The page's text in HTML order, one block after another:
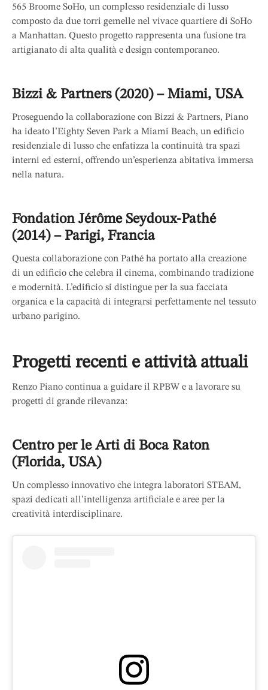
565 Broome SoHo, un complesso residenziale di lusso
composto da due torri gemelle nel vivace quartiere di SoHo
a Manhattan. Questo progetto rappresenta una fusione tra
artigianato di alta qualità e design contemporaneo.
Bizzi & Partners (2020) – Miami, USA
Proseguendo la collaborazione con Bizzi & Partners, Piano
ha ideato l’Eighty Seven Park a Miami Beach, un edificio
residenziale di lusso che enfatizza la continuità tra spazi
interni ed esterni, offrendo un’esperienza abitativa immersa
nella natura.
Fondation Jérôme Seydoux-Pathé
(2014) – Parigi, Francia
Questa collaborazione con Pathé ha portato alla creazione
di un edificio che celebra il cinema, combinando tradizione
e modernità. L’edificio si distingue per la sua facciata
organica e la capacità di integrarsi perfettamente nel tessuto
urbano parigino.
Progetti recenti e attività attuali
Renzo Piano continua a guidare il RPBW e a lavorare su
progetti di grande rilevanza:
Centro per le Arti di Boca Raton
(Florida, USA)
Un complesso innovativo che integra laboratori STEAM,
spazi dedicati all’intelligenza artificiale e aree per la
creatività interdisciplinare.